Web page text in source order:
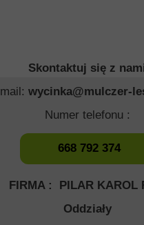
668 792 374
Skontaktuj się z
mail: wycinka@mulczer-
Numer telefonu :
FIRMA : PILAR KAROL
Oddziały